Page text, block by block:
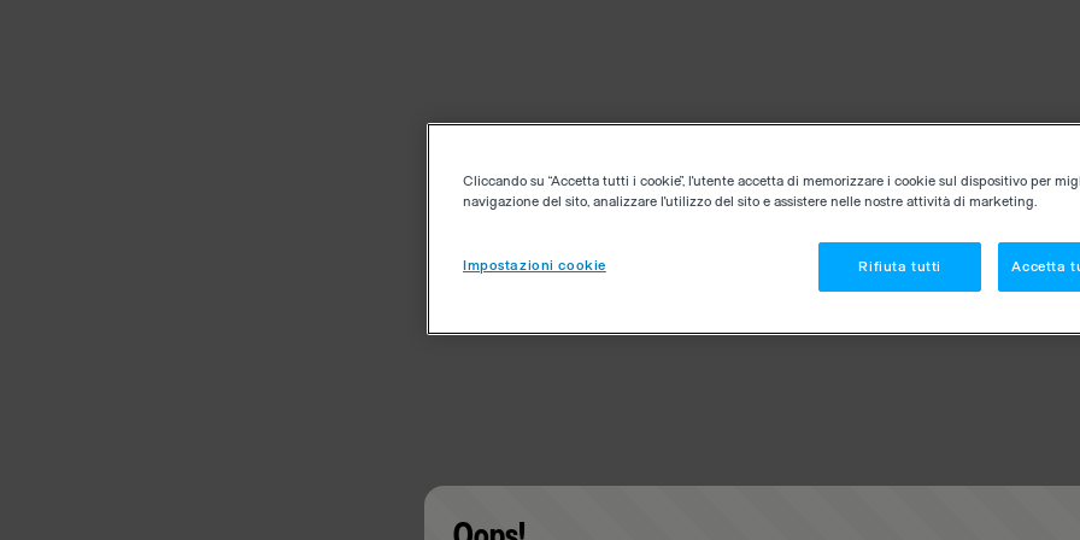
Cliccando su “Accetta tutti i cookie”, l'utente accetta di memorizzare i cookie sul dispositivo per
navigazione del sito, analizzare l'utilizzo del sito e assistere nelle nostre attività di marketing.
Impostazioni cookie Rifiuta tutti Accetta